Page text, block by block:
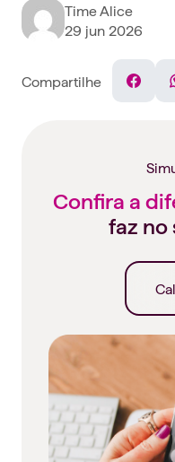
Time Alice
29 jun 2026
Compartilhe
Confira a
faz no